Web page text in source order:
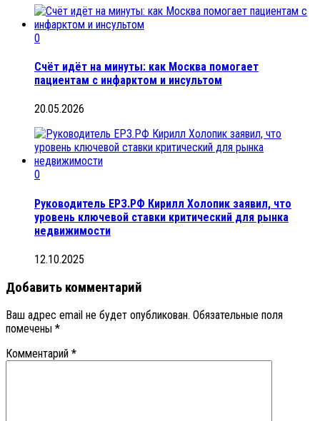
0
Счёт идёт на минуты: как Москва помогает
пациентам с инфарктом и инсультом
20.05.2026
0
Руководитель ЕРЗ.РФ Кирилл Холопик заявил, что
уровень ключевой ставки критический для рынка
недвижимости
12.10.2025
Добавить комментарий
Ваш адрес email не будет опубликован. Обязательные поля
помечены *
Комментарий *